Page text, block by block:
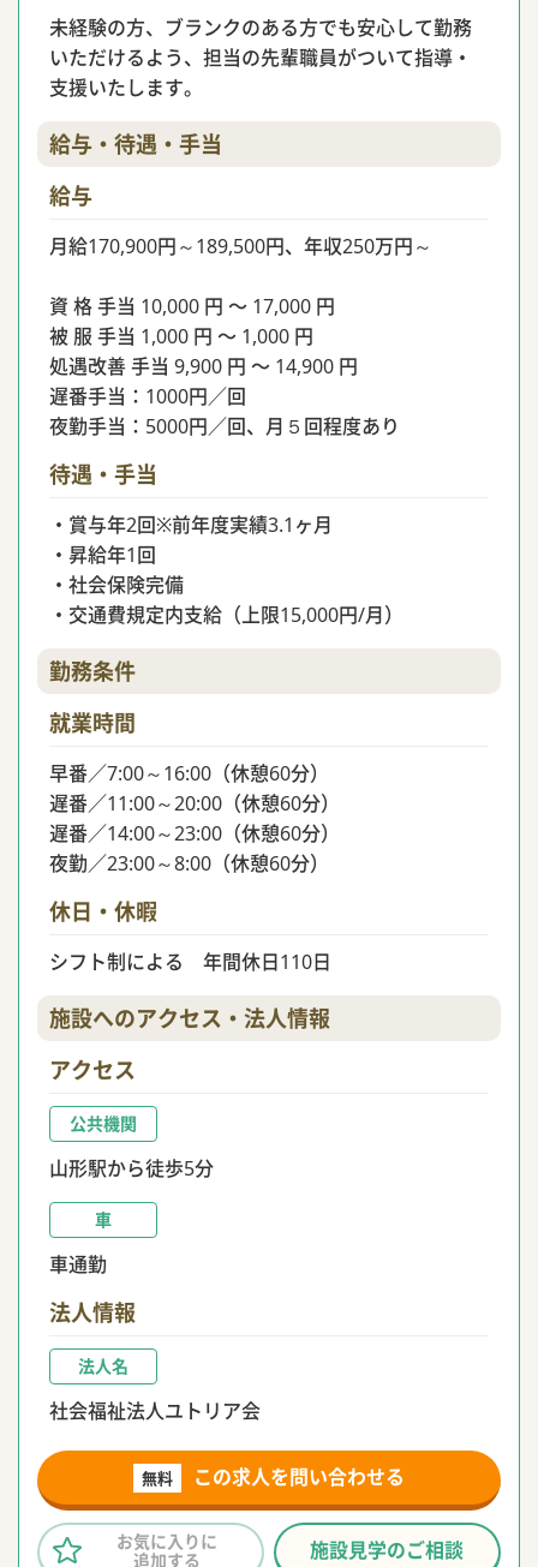
未経験の方、ブランクのある方でも安心して勤務
いただけるよう、担当の先輩職員がついて指導・
支援いたします。
給与・待遇・手当
給与
月給170,900円～189,500円、年収250万円～
資 格 手当 10,000 円 〜 17,000 円
被 服 手当 1,000 円 〜 1,000 円
処遇改善 手当 9,900 円 〜 14,900 円
遅番手当：1000円／回
夜勤手当：5000円／回、月５回程度あり
待遇・手当
・賞与年2回※前年度実績3.1ヶ月
・昇給年1回
・社会保険完備
・交通費規定内支給（上限15,000円/月）
勤務条件
就業時間
早番／7:00～16:00（休憩60分）
遅番／11:00～20:00（休憩60分）
遅番／14:00～23:00（休憩60分）
夜勤／23:00～8:00（休憩60分）
休日・休暇
シフト制による 年間休日110日
施設へのアクセス・法人情報
アクセス
公共機関
山形駅から徒歩5分
車
車通勤
法人情報
法人名
社会福祉法人ユトリア会
無料 この求人を問い合わせる
施設見学のご相談
お気に入りに
追加する